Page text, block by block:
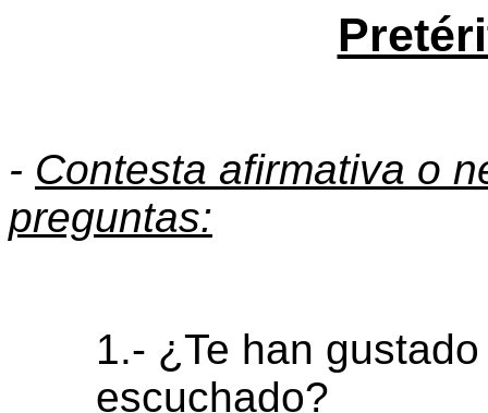
- Contesta afirmativa o
preguntas:
1.- ¿Te han
escuchado?